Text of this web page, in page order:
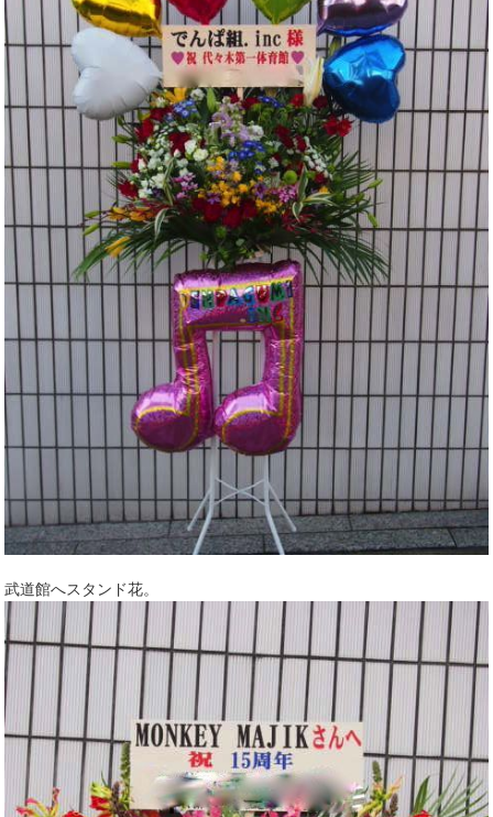
武道館へスタンド花。